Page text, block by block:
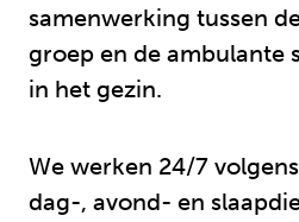
samenwerking tussen
groep en de ambulante
in het gezin.
We werken 24/7
dag-, avond- en